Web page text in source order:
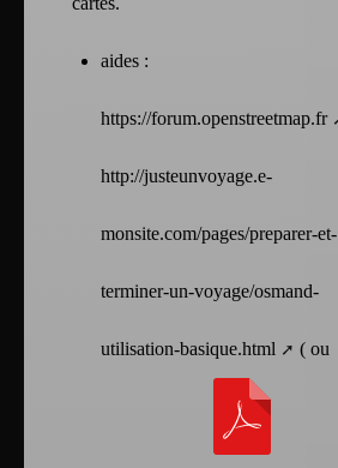
aides :
https://forum.openstreetmap.fr
http://justeunvoyage.e-
monsite.com/pages/preparer-et-
terminer-un-voyage/osmand-
utilisation-basique.html ( ou